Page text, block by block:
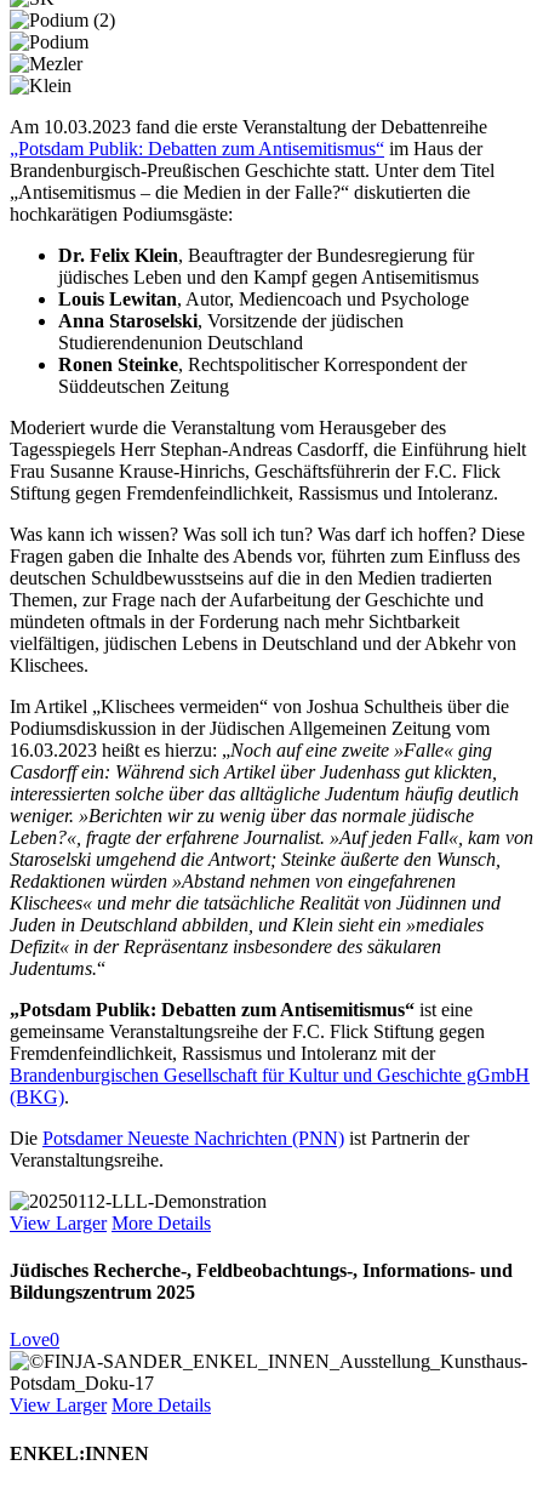
Am 10.03.2023 fand die erste Veranstaltung der Debattenreihe
„Potsdam Publik: Debatten zum Antisemitismus“ im Haus der
Brandenburgisch-Preußischen Geschichte statt. Unter dem Titel
„Antisemitismus – die Medien in der Falle?“ diskutierten die
hochkarätigen Podiumsgäste:
Dr. Felix Klein, Beauftragter der Bundesregierung für
jüdisches Leben und den Kampf gegen Antisemitismus
Louis Lewitan, Autor, Mediencoach und Psychologe
Anna Staroselski, Vorsitzende der jüdischen
Studierendenunion Deutschland
Ronen Steinke, Rechtspolitischer Korrespondent der
Süddeutschen Zeitung
Moderiert wurde die Veranstaltung vom Herausgeber des
Tagesspiegels Herr Stephan-Andreas Casdorff, die Einführung hielt
Frau Susanne Krause-Hinrichs, Geschäftsführerin der F.C. Flick
Stiftung gegen Fremdenfeindlichkeit, Rassismus und Intoleranz.
Was kann ich wissen? Was soll ich tun? Was darf ich hoffen? Diese
Fragen gaben die Inhalte des Abends vor, führten zum Einfluss des
deutschen Schuldbewusstseins auf die in den Medien tradierten
Themen, zur Frage nach der Aufarbeitung der Geschichte und
mündeten oftmals in der Forderung nach mehr Sichtbarkeit
vielfältigen, jüdischen Lebens in Deutschland und der Abkehr von
Klischees.
Im Artikel „Klischees vermeiden“ von Joshua Schultheis über die
Podiumsdiskussion in der Jüdischen Allgemeinen Zeitung vom
16.03.2023 heißt es hierzu: „Noch auf eine zweite »Falle« ging
Casdorff ein: Während sich Artikel über Judenhass gut klickten,
interessierten solche über das alltägliche Judentum häufig deutlich
weniger. »Berichten wir zu wenig über das normale jüdische
Leben?«, fragte der erfahrene Journalist. »Auf jeden Fall«, kam von
Staroselski umgehend die Antwort; Steinke äußerte den Wunsch,
Redaktionen würden »Abstand nehmen von eingefahrenen
Klischees« und mehr die tatsächliche Realität von Jüdinnen und
Juden in Deutschland abbilden, und Klein sieht ein »mediales
Defizit« in der Repräsentanz insbesondere des säkularen
Judentums.“
„Potsdam Publik: Debatten zum Antisemitismus“ ist eine
gemeinsame Veranstaltungsreihe der F.C. Flick Stiftung gegen
Fremdenfeindlichkeit, Rassismus und Intoleranz mit der
Brandenburgischen Gesellschaft für Kultur und Geschichte gGmbH
(BKG).
Die Potsdamer Neueste Nachrichten (PNN) ist Partnerin der
Veranstaltungsreihe.
View Larger More Details
Jüdisches Recherche-, Feldbeobachtungs-, Informations- und
Bildungszentrum 2025
Love0
View Larger More Details
ENKEL:INNEN